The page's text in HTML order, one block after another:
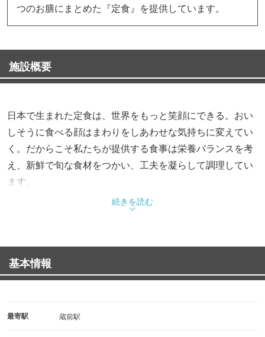
つのお膳にまとめた『定食』を提供しています。
施設概要
日本で生まれた定食は、世界をもっと笑顔にできる。おい
しそうに食べる顔はまわりをしあわせな気持ちに変えてい
く。だからこそ私たちが提供する食事は栄養バランスを考
え、新鮮で旬な食材をつかい、工夫を凝らして調理してい
ます。
さあ、今日の自分に。今日という日に。とびきりのおいし
続きを読む
基本情報
最寄駅 蔵前駅